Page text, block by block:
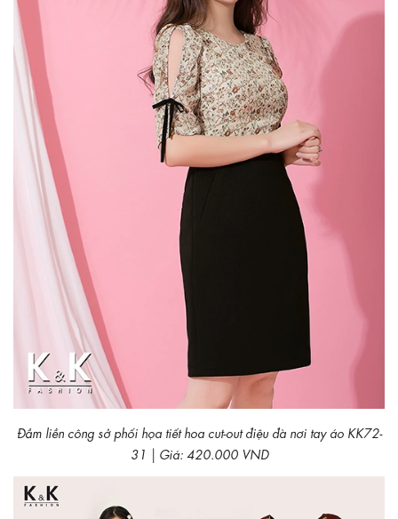
Đầm liền công sở phối họa tiết hoa cut-out điệu đà nơi tay áo KK72-
31 | Giá: 420.000 VND